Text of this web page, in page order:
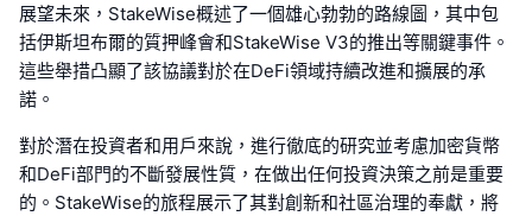
展望未來，StakeWise概述了一個雄心勃勃的路線圖，其中包
括伊斯坦布爾的質押峰會和StakeWise V3的推出等關鍵事件。
這些舉措凸顯了該協議對於在DeFi領域持續改進和擴展的承
諾。
對於潛在投資者和用戶來說，進行徹底的研究並考慮加密貨幣
和DeFi部門的不斷發展性質，在做出任何投資決策之前是重要
的。StakeWise的旅程展示了其對創新和社區治理的奉獻，將